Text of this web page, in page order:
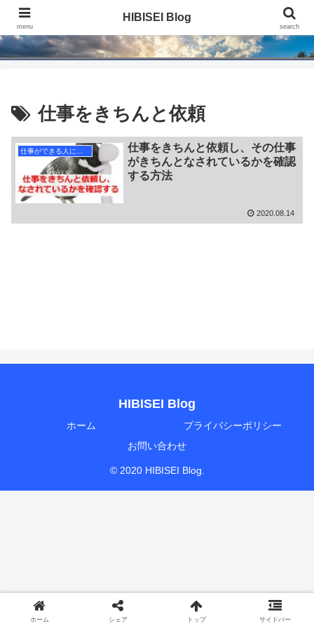
HIBISEI Blog
仕事をきちんと依頼
仕事をきちんと依頼し、その仕事
がきちんとなされているかを確認
する方法
2020.08.14
HIBISEI Blog
ホーム
プライバシーポリシー
お問い合わせ
© 2020 HIBISEI Blog.
menu
HIBISEI Blog
search
ホーム シェア トップ サイドバー